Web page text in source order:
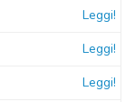
Leggi!
Leggi!
Leggi!